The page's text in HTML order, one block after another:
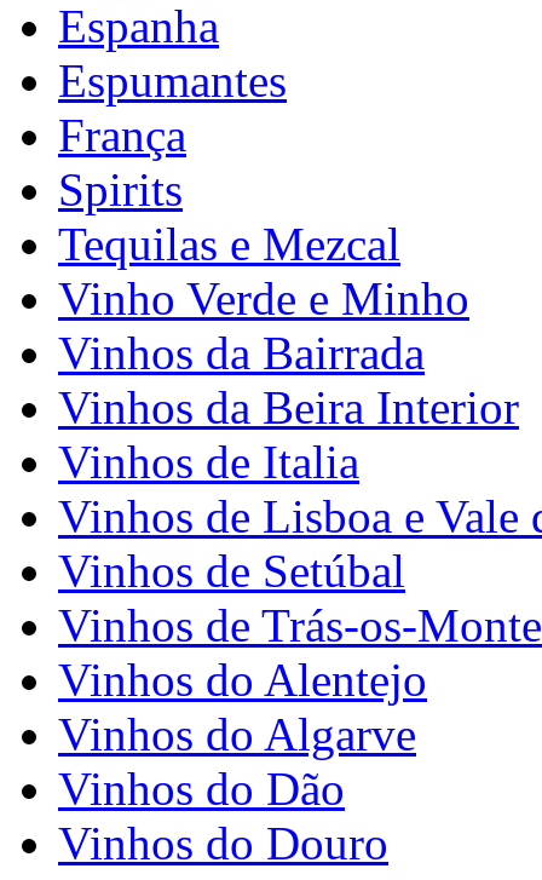
Espanha
Espumantes
França
Spirits
Tequilas e Mezcal
Vinho Verde e Minho
Vinhos da Bairrada
Vinhos da Beira Interior
Vinhos de Italia
Vinhos de Lisboa e Vale
Vinhos de Setúbal
Vinhos de Trás-os-
Vinhos do Alentejo
Vinhos do Algarve
Vinhos do Dão
Vinhos do Douro